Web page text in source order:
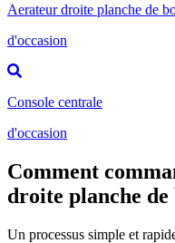
Aerateur droite planche de
d'occasion
Console centrale
d'occasion
Comment
droite planche
Un processus simple et